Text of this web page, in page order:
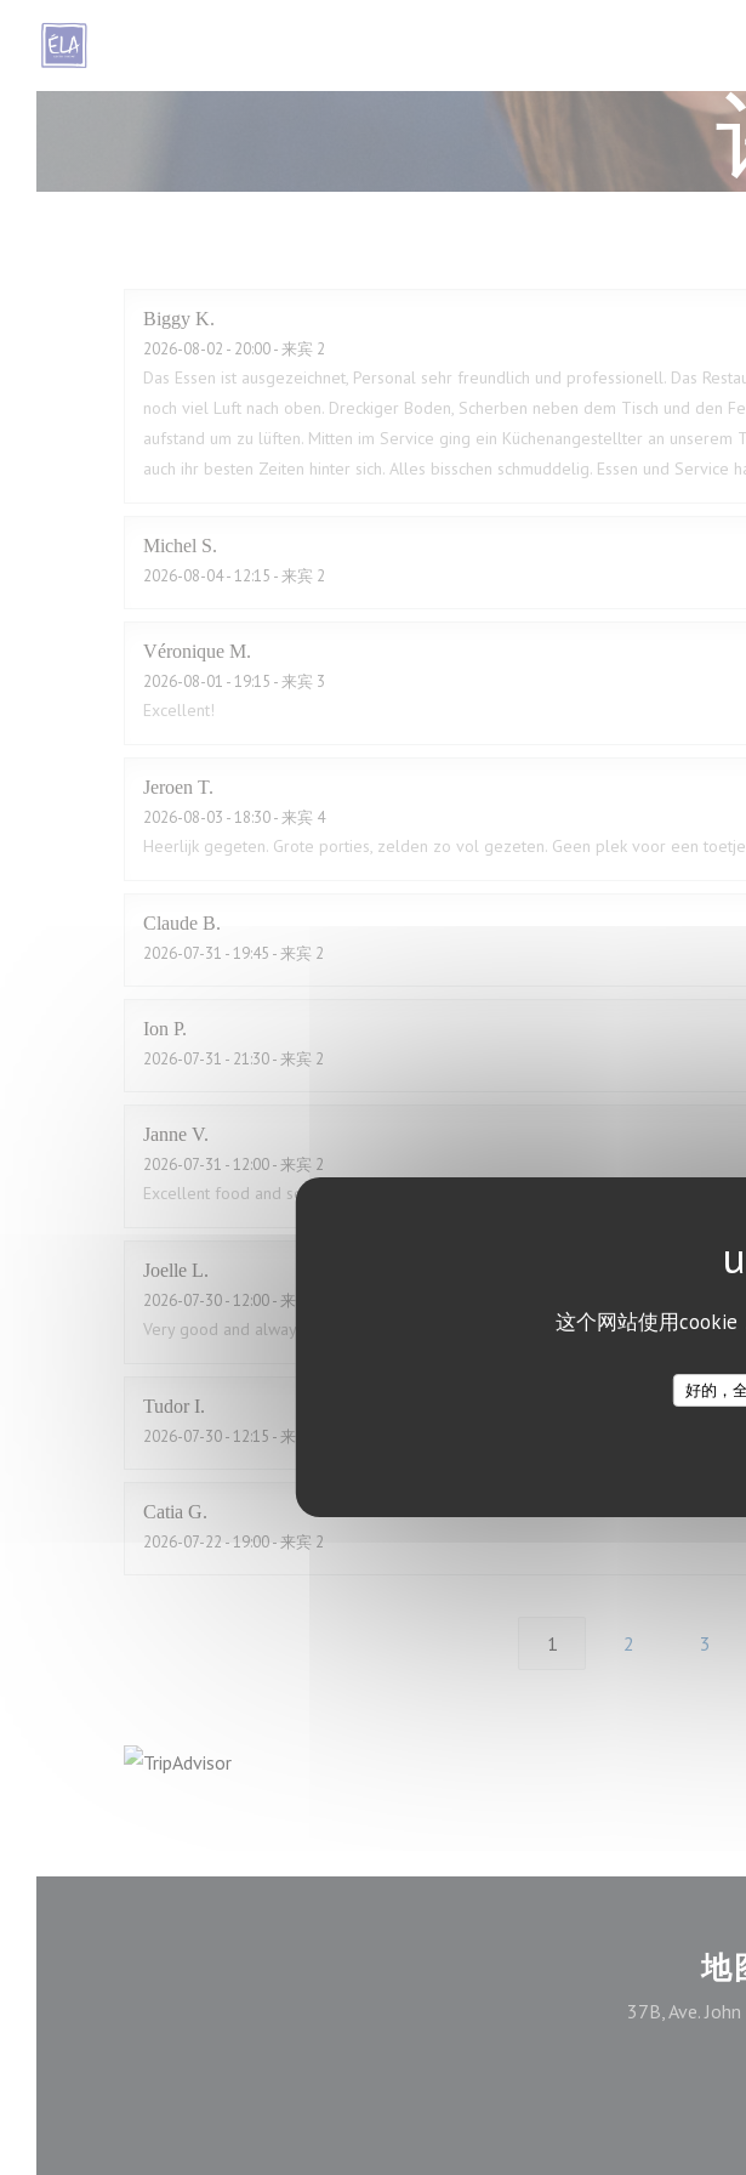
Cookie管理面板
这个网站使用cookie
好的，
Biggy K
2026-08-02 - 20:00 - 来宾 2
Das Essen ist ausgezeichnet, Personal sehr freundlich und professionell. Das
noch viel Luft nach oben. Dreckiger Boden, Scherben neben dem Tisch und den
aufstand um zu lüften. Mitten im Service ging ein Küchenangestellter an
auch ihr besten Zeiten hinter sich. Alles bisschen schmuddelig. Essen und Service
Michel S
2026-08-04- 12:15 - 来宾 2
Véronique M
2026-08-01 - 19:15 - 来宾 3
Excellent!
Jeroen T
2026-08-03 - 18:30 - 来宾 4
Heerlijk gegeten. Grote porties, zelden zo vol gezeten. Geen plek voor een
Claude B
2026-07-31 - 19:45 - 来宾 2
Ion P
2026-07-31 - 21:30 - 来宾 2
Janne V
2026-07-31 - 12:00 - 来宾 2
Excellent food and service. Also good for low card diet.
Joelle L
2026-07-30- 12:00 - 来宾 2
Very good and always great service
Tudor I
2026-07-30- 12:15 - 来宾 2
Catia G
2026-07-22 - 19:00 - 来宾 2
1 2 3
地
37B, Ave.